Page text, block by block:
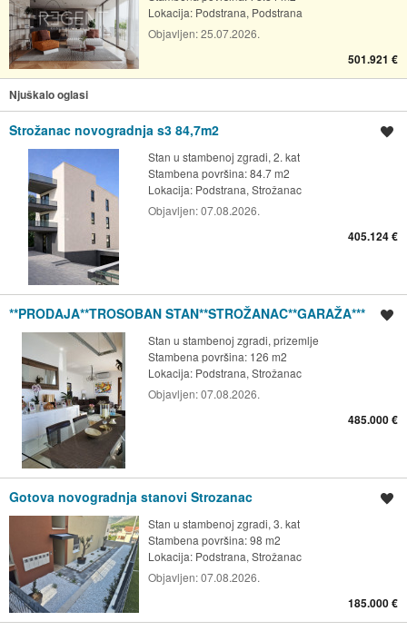
Lokacija: Podstrana, Podstrana
Objavljen:25.07.2026.
501.921 €
Njuškalo oglasi
Strožanac novogradnja s3 84,7m2
Stan u stambenoj zgradi, 2. kat
Stambena površina: 84.7 m2
Lokacija: Podstrana, Strožanac
Objavljen:07.08.2026.
405.124 €
**PRODAJA**TROSOBAN STAN**STROŽANAC**GARAŽA***
Stan u stambenoj zgradi, prizemlje
Stambena površina: 126 m2
Lokacija: Podstrana, Strožanac
Objavljen:07.08.2026.
485.000 €
Gotova novogradnja stanovi Strozanac
Stan u stambenoj zgradi, 3. kat
Stambena površina: 98 m2
Lokacija: Podstrana, Strožanac
Objavljen:07.08.2026.
185.000 €